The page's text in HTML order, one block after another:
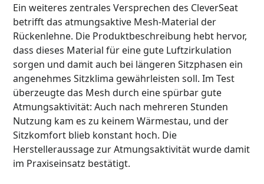
Ein weiteres zentrales Versprechen des CleverSeat
betrifft das atmungsaktive Mesh-Material der
Rückenlehne. Die Produktbeschreibung hebt hervor,
dass dieses Material für eine gute Luftzirkulation
sorgen und damit auch bei längeren Sitzphasen ein
angenehmes Sitzklima gewährleisten soll. Im Test
überzeugte das Mesh durch eine spürbar gute
Atmungsaktivität: Auch nach mehreren Stunden
Nutzung kam es zu keinem Wärmestau, und der
Sitzkomfort blieb konstant hoch. Die
Herstelleraussage zur Atmungsaktivität wurde damit
im Praxiseinsatz bestätigt.